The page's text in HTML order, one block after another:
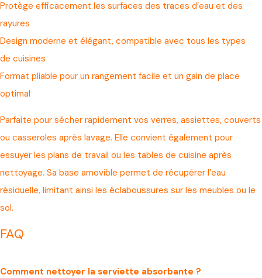
Protège efficacement les surfaces des traces d’eau et des
rayures
Design moderne et élégant, compatible avec tous les types
de cuisines
Format pliable pour un rangement facile et un gain de place
optimal
Parfaite pour sécher rapidement vos verres, assiettes, couverts
ou casseroles après lavage. Elle convient également pour
essuyer les plans de travail ou les tables de cuisine après
nettoyage. Sa base amovible permet de récupérer l’eau
résiduelle, limitant ainsi les éclaboussures sur les meubles ou le
sol.
FAQ
Comment nettoyer la serviette absorbante ?